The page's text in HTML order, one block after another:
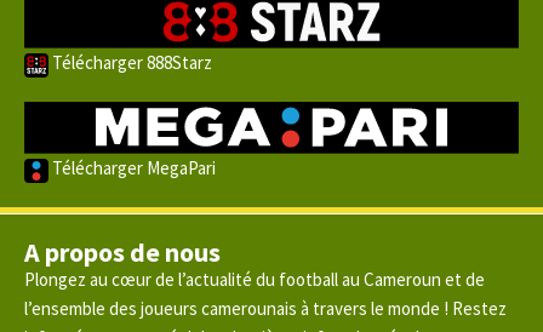
Télécharger 888Starz
Télécharger MegaPari
A propos de nous
Plongez au cœur de l’actualité du football au Cameroun et de
l’ensemble des joueurs camerounais à travers le monde ! Restez